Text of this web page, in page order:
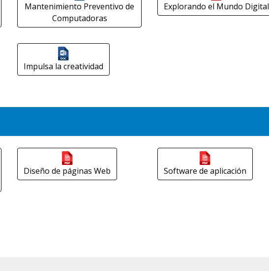
Mantenimiento Preventivo de
Computadoras
Explorando el Mundo Digital
Impulsa la creatividad
Diseño de páginas Web Software de aplicación